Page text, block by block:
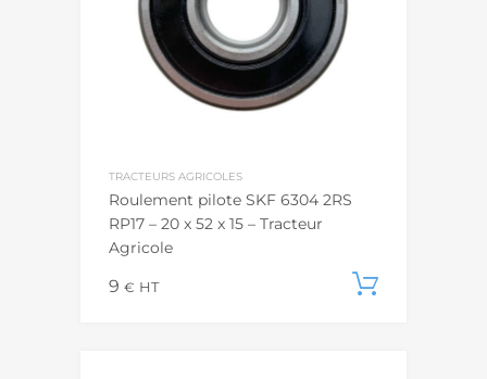
TRACTEURS AGRICOLES
Roulement pilote SKF 6304 2RS
RP17 – 20 x 52 x 15 – Tracteur
Agricole
9 € HT